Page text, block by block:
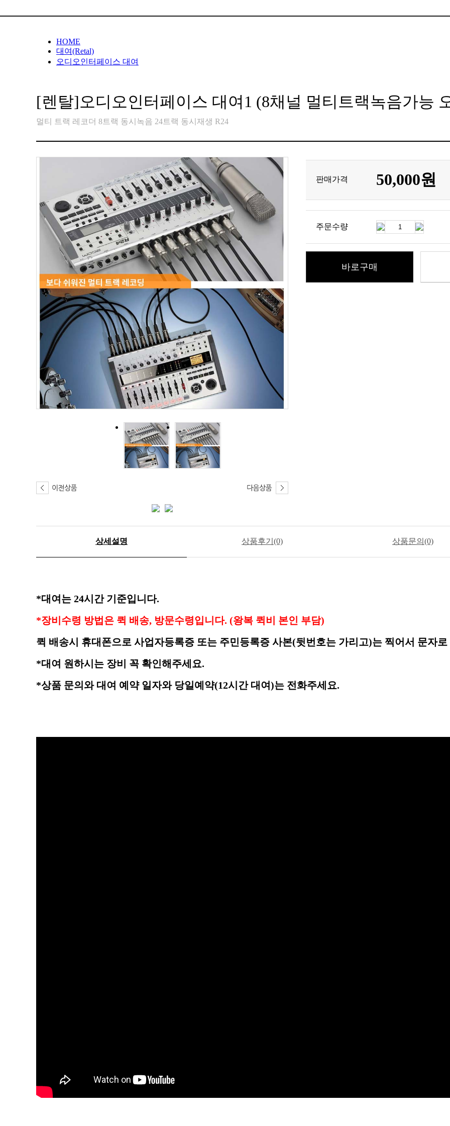
HOME
대여(Retal)
오디오인터페이스 대여
[렌탈]오디오인터페이스 대여1 (8채널 멀티트랙녹음가능
멀티 트랙 레코더 8트랙 동시녹음 24트랙 동시재생 R24
판매가격 50,000원
주문수량
바로구매
상세설명 상품후기(0) 상품문의(0)
*대여는 24시간 기준입니다.
*장비수령 방법은 퀵 배송, 방문수령입니다. (왕복 퀵비 본인 부담)
퀵 배송시 휴대폰으로 사업자등록증 또는 주민등록증 사본(뒷번호는 가리고)는 찍어서 문자
*대여 원하시는 장비 꼭 확인해주세요.
*상품 문의와 대여 예약 일자와 당일예약(12시간 대여)는 전화주세요.